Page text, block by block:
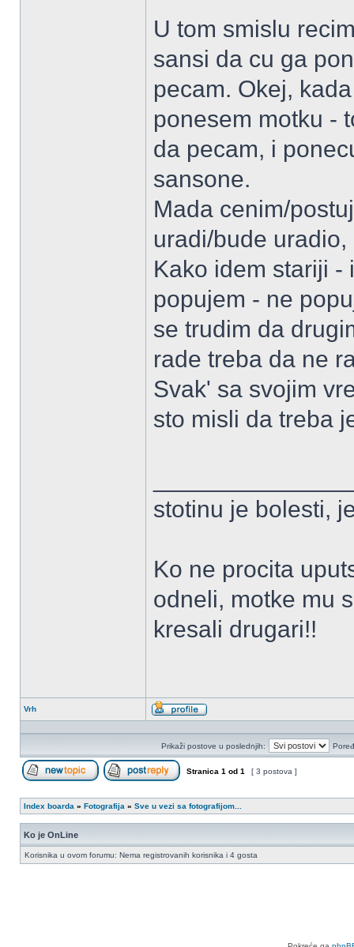
U tom smislu
sansi da cu ga
pecam. Okej,
ponesem motku -
da pecam, i
sansone.
Mada cenim/
uradi/bude uradio,
Kako idem stariji -
popujem - ne
se trudim da
rade treba da ne
Svak' sa svojim
sto misli da treba
stotinu je bolesti,
Ko ne procita
odneli, motke mu
kresali drugari!!
Vrh
Profil
Prikaži postove u poslednjih:
Stranica 1 od 1 [ 3 postova ]
Index boarda » Fotografija » Sve u vezi sa fotografijom...
Ko je OnLine
Korisnika u ovom forumu: Nema registrovanih korisnika i 4 gosta